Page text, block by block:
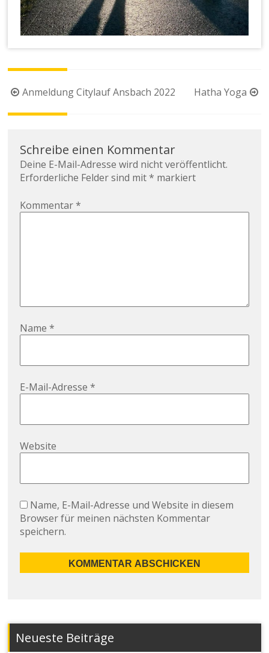
Beitragsnavigation
Anmeldung Citylauf Ansbach 2022 Hatha Yoga
Schreibe einen Kommentar
Deine E-Mail-Adresse wird nicht veröffentlicht.
Erforderliche Felder sind mit* markiert
Kommentar*
Name*
E-Mail-Adresse*
Website
Name, E-Mail-Adresse und Website in diesem
Browser für meinen nächsten Kommentar
speichern.
Neueste Beiträge